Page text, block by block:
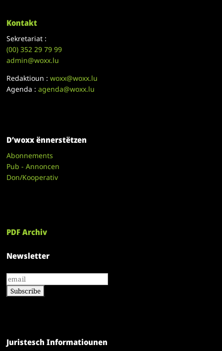
Kontakt
Sekretariat :
(00)352 29 79 99
admin@woxx.lu
Redaktioun :woxx@woxx.lu
Agenda :agenda@woxx.lu
D’woxx ënnerstëtzen
Abonnements
Pub - Annoncen
Don/Kooperativ
PDF Archiv
Newsletter
Juristesch Informatiounen